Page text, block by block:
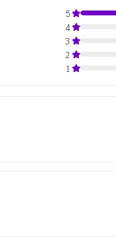
5
4
3
2
1